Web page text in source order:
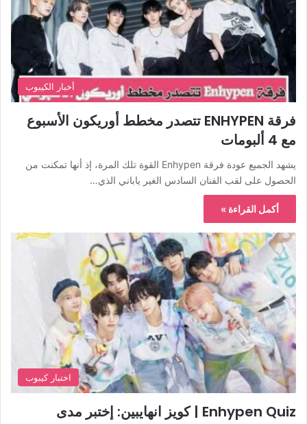
أخبار الكيبوب
فرقة ENHYPEN تتصدر مخطط أوريكون الأسبوع
مع 4 ألبومات
يشهد الجميع عودة فرقة Enhypen القوة تلك المرة، إذ أنها تمكنت من
الحصول على لقب الفنان السادس الغير ياباني الذي…
أكمل القراءة »
اختبار كيبوب
Enhypen Quiz | كويز انهايبين: إختبر مدى